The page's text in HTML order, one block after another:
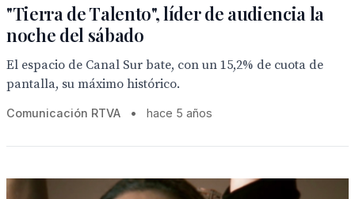
"Tierra de Talento", líder de audiencia la
noche del sábado
El espacio de Canal Sur bate, con un 15,2% de cuota de
pantalla, su máximo histórico.
Comunicación RTVA • hace 5 años